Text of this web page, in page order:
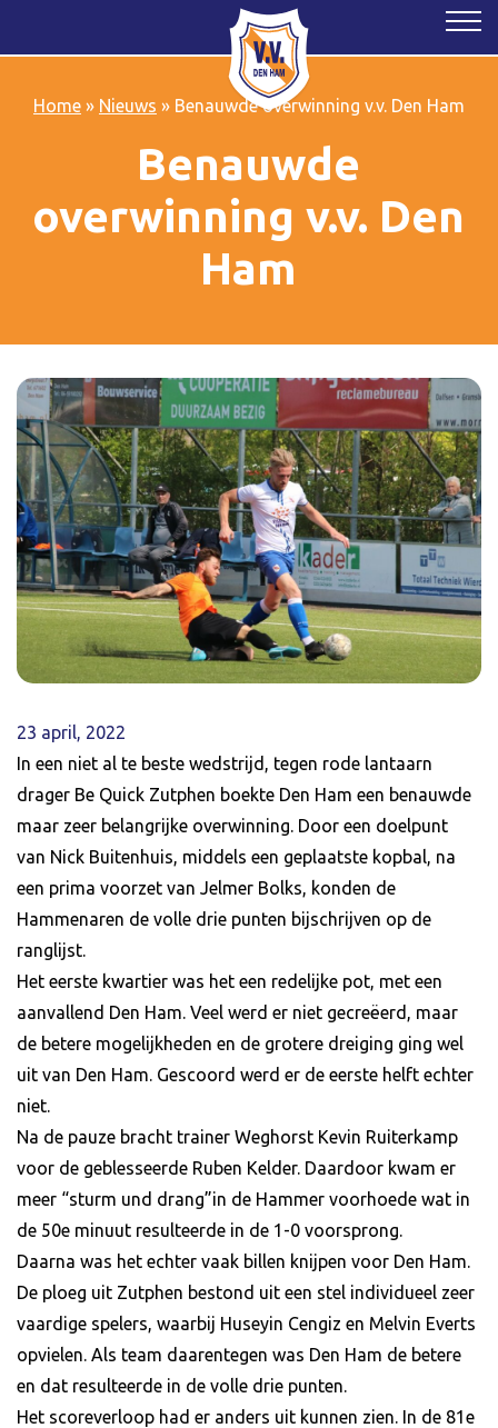
Home» Nieuws » Benauwde overwinning v.v. Den Ham
Benauwde
overwinning v.v. Den
Ham
23 april, 2022
In een niet al te beste wedstrijd, tegen rode lantaarn
drager Be Quick Zutphen boekte Den Ham een benauwde
maar zeer belangrijke overwinning. Door een doelpunt
van Nick Buitenhuis, middels een geplaatste kopbal, na
een prima voorzet van Jelmer Bolks, konden de
Hammenaren de volle drie punten bijschrijven op de
ranglijst.
Het eerste kwartier was het een redelijke pot, met een
aanvallend Den Ham. Veel werd er niet gecreëerd, maar
de betere mogelijkheden en de grotere dreiging ging wel
uit van Den Ham. Gescoord werd er de eerste helft echter
niet.
Na de pauze bracht trainer Weghorst Kevin Ruiterkamp
voor de geblesseerde Ruben Kelder. Daardoor kwam er
meer “sturm und drang”in de Hammer voorhoede wat in
de 50e minuut resulteerde in de 1-0 voorsprong.
Daarna was het echter vaak billen knijpen voor Den Ham.
De ploeg uit Zutphen bestond uit een stel individueel zeer
vaardige spelers, waarbij Huseyin Cengiz en Melvin Everts
opvielen. Als team daarentegen was Den Ham de betere
en dat resulteerde in de volle drie punten.
Het scoreverloop had er anders uit kunnen zien. In de 81e